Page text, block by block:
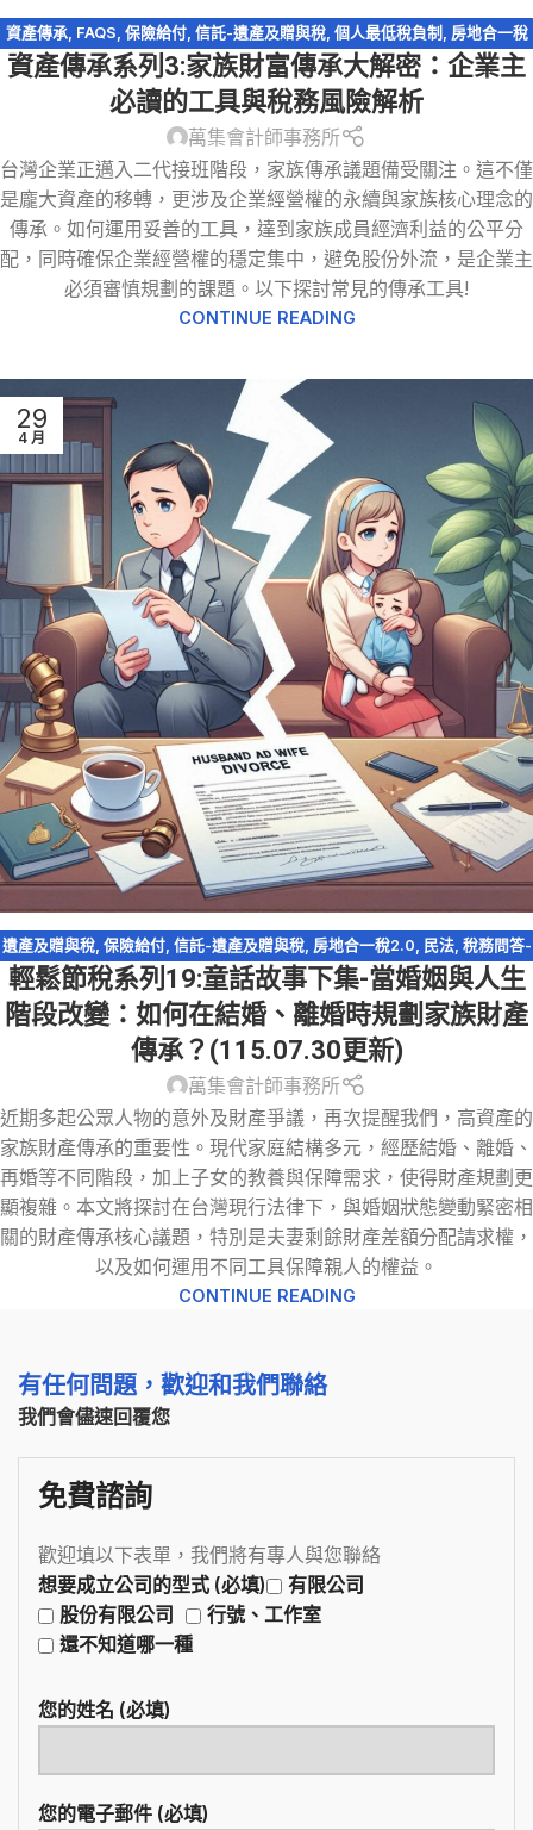
資產傳承, FAQS, 保險給付, 信託-遺產及贈與稅, 個人最低稅負制 , 房地合一稅
2.0,輕鬆節稅,農地,遺產及贈與稅,遺產特留分,閉鎖型股份有限公司
資產傳承系列3:家族財富傳承大解密：企業主
必讀的工具與稅務風險解析
萬集會計師事務所
台灣企業正邁入二代接班階段，家族傳承議題備受關注。這不僅
是龐大資產的移轉，更涉及企業經營權的永續與家族核心理念的
傳承。如何運用妥善的工具，達到家族成員經濟利益的公平分
配，同時確保企業經營權的穩定集中，避免股份外流，是企業主
必須審慎規劃的課題。以下探討常見的傳承工具!
CONTINUE READING
29
4 月
遺產及贈與稅, 保險給付, 信託-遺產及贈與稅, 房地合一稅2.0 民法, 稅務問答-
遺產及贈與稅,資產傳承, 輕鬆節稅,農地,遺產特留分,配偶剩餘財產差額分配
請求權,閉鎖型股份有限公司
輕鬆節稅系列19:童話故事下集-當婚姻與人生
階段改變：如何在結婚、離婚時規劃家族財產
傳承？(115.07.30更新)
萬集會計師事務所
近期多起公眾人物的意外及財產爭議，再次提醒我們，高資產的
家族財產傳承的重要性。現代家庭結構多元，經歷結婚、離婚、
再婚等不同階段，加上子女的教養與保障需求，使得財產規劃更
顯複雜。本文將探討在台灣現行法律下，與婚姻狀態變動緊密相
關的財產傳承核心議題，特別是夫妻剩餘財產差額分配請求權，
以及如何運用不同工具保障親人的權益。
CONTINUE READING
有任何問題，歡迎和我們聯絡
我們會儘速回覆您
免費諮詢
歡迎填以下表單，我們將有專人與您聯絡
想要成立公司的型式 (必填)
有限公司
股份有限公司
行號、工作室
還不知道哪一種
您的姓名 (必填)
您的電子郵件 (必填)